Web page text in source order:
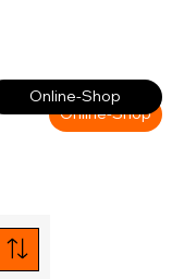
Online-Shop
Online-Shop